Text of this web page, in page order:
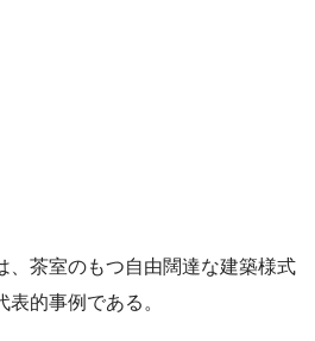
、茶室のもつ自由闊達な建築様式
的事例である。